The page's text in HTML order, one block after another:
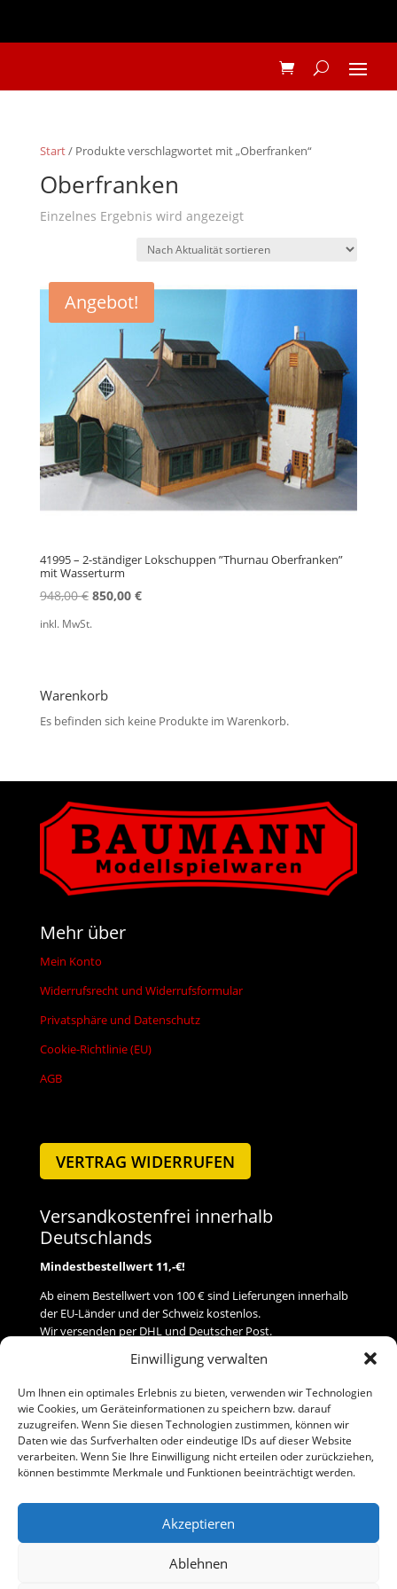
Einwilligung verwalten
Um Ihnen ein optimales Erlebnis zu bieten, verwenden wir Technologien
wie Cookies, um Geräteinformationen zu speichern bzw. darauf
zuzugreifen. Wenn Sie diesen Technologien zustimmen, können wir
Daten wie das Surfverhalten oder eindeutige IDs auf dieser Website
verarbeiten. Wenn Sie Ihre Einwilligung nicht erteilen oder zurückziehen,
können bestimmte Merkmale und Funktionen beeinträchtigt werden.
Akzeptieren
Ablehnen
Start/ Produkte verschlagwortet mit „Oberfranken“
Oberfranken
Einzelnes Ergebnis wird angezeigt
Angebot!
41995 – 2-ständiger Lokschuppen ”Thurnau Oberfranken”
mit Wasserturm
948,00€ Ursprünglicher
850,00 €Aktueller
inkl. MwSt.
Warenkorb
Es befinden sich keine Produkte im Warenkorb.
Mehr über
Mein Konto
Widerrufsrecht und Widerrufsformular
Privatsphäre und Datenschutz
Cookie-Richtlinie (EU)
AGB
VERTRAG WIDERRUFEN
Versandkostenfrei innerhalb
Deutschlands
Mindestbestellwert 11,-€!
Ab einem Bestellwert von 100 € sind Lieferungen innerhalb
der EU-Länder und der Schweiz kostenlos.
Wir versenden per DHL und Deutscher Post.
Versand
Zahlung
Baumann Modellspielwaren
Telefon (0 91 61) 33 84